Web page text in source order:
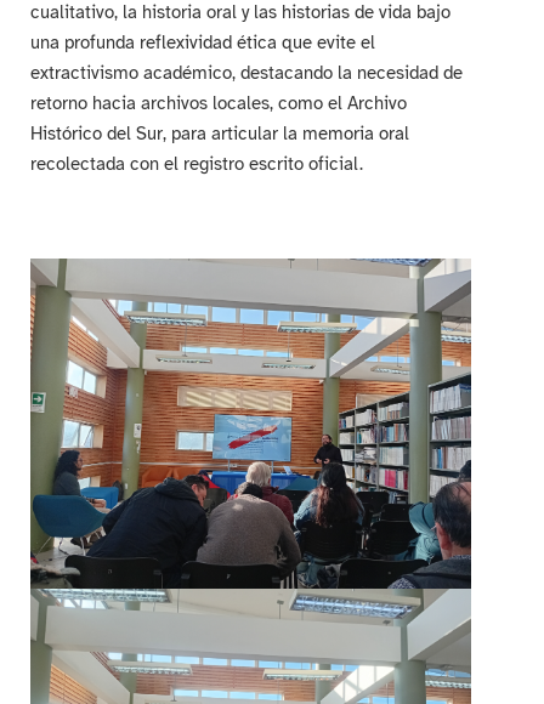
cualitativo, la historia oral y las historias de vida bajo
una profunda reflexividad ética que evite el
extractivismo académico, destacando la necesidad de
retorno hacia archivos locales, como el Archivo
Histórico del Sur, para articular la memoria oral
recolectada con el registro escrito oficial.